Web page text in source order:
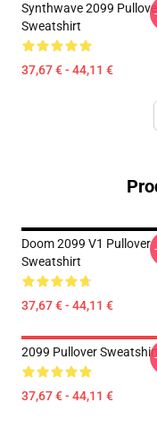
Synthwave 2099
Sweatshirt
37,67 € - 44,11 €
Doom 2099 V1 Pullover
Sweatshirt
37,67 € - 44,11 €
2099 Pullover
37,67 € - 44,11 €